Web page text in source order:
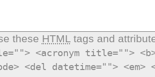
these HTMLtags and
<acronym title="">
<del datetime="">